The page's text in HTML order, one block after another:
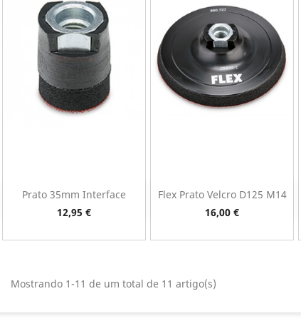
Prato 35mm Interface
Preço
12,95 €
Vista rápida
Flex Prato Velcro D125 M14
Preço
16,00 €
Vista rápida
Mostrando 1-11 de um total de 11 artigo(s)